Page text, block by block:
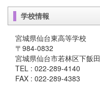
学校情報
宮城県仙台東高等学校
〒984-0832
宮城県仙台市若林区下飯
TEL : 022-289-4140
FAX : 022-289-4383